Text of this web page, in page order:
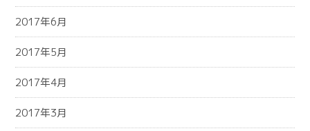
2017年6月
2017年5月
2017年4月
2017年3月